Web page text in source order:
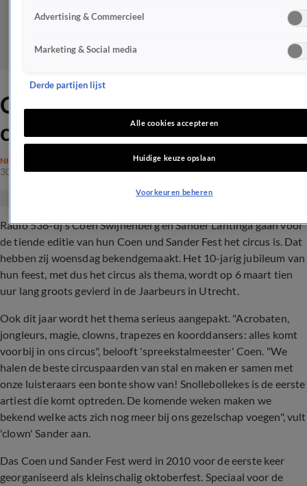
Coen en Sander gaan het
circus in!
NIEUWS
30 okt 2019, 17:15
Radio 538-dj's Coen Swijnenberg en Sander Lantinga gaan voor
de tiende editie van hun Coen und Sander Fest het circus is. Dat
hebben zij woensdag bekendgemaakt. Het 10-jarig jubileum van
hun feest, met dus het circus als thema, wordt op 6 maart tien
uur lang groots gevierd in de Jaarbeurs in Utrecht.
Ook dit jaar wordt het thema serieus aangepakt. "Acrobaten,
jongleurs, magie, clowns, trapezes en koorddansers: alles komt
voorbij in ons circus", belooft 'spreekstalmeester' Coen. "We
halen de beste circuspaarden van stal en maken er samen met
onze luisteraars een bonte show van! Snollebollekes is de eerste
artiest die komt optreden. De komende weken maken we
bekend welke acts zich nog meer bij ons gezelschap voegen", vult
'clown' Sander aan.
Das Coen und Sander Fest werd in 2010 voor de eerste keer
georganiseerd als kleinschalig oktoberfest. Speciaal voor de
Advertising & Commercieel
Marketing & Social media
Derde partijen lijst
Alle cookies accepteren
Huidige keuze opslaan
Voorkeuren beheren